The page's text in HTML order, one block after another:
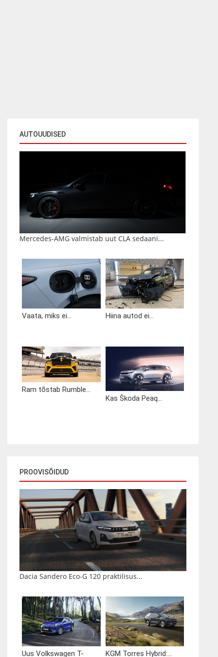
AUTOUUDISED
Mercedes-AMG valmistab uut CLA sedaani...
Vaata, miks ei... Hiina autod ei...
Ram tõstab Rumble...
Kas Škoda Peaq...
PROOVISÕIDUD
Dacia Sandero Eco-G 120 praktilisus...
Uus Volkswagen T- KGM Torres Hybrid:...